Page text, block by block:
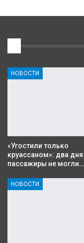
НОВОСТИ
«Угостили только
круассаном»: два дня
пассажиры не могли…
НОВОСТИ